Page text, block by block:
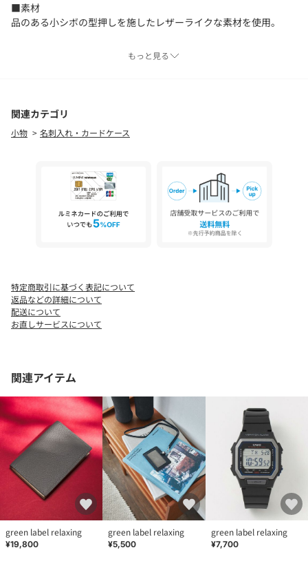
■素材
品のある小シボの型押しを施したレザーライクな素材を使用。
り、実際の色味と異なって見える場合がございます。あらかじめ
ご了承ください。
※商品の色味の目安は、商品単体の画像をご参照ください。
で下記の品名/品番をお申し付けください。
品名：CIBO F/LTHR FLP CARDCASE 品番：31466990326
もっと見る
関連カテゴリ
小物 名刺入れ・カードケース
特定商取引に基づく表記について
返品などの詳細について
配送について
お直しサービスについて
関連アイテム
green label relaxing
¥19,800
green label relaxing
¥5,500
green label relaxing
¥7,700